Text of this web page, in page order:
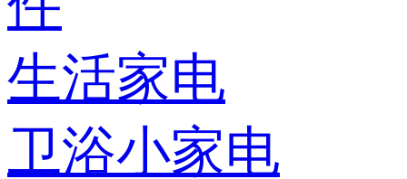
生活家电
卫浴小家电